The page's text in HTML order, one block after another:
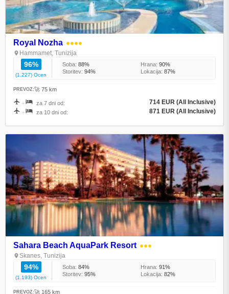
Royal Nozha ●●●●
Hammamet, Tunizija
96%
(1.227) Ocen
Soba: 88% Hrana: 90%
Storitev: 94% Lokacija: 87%
PREVOZ:🚀 75 km
+ za 7 dni od: 714 EUR (All Inclusive)
+ za 10 dni od: 871 EUR (All Inclusive)
Sahara Beach AquaPark Resort ●●●
Skanes, Tunizija
94%
(1.193) Ocen
Soba: 84% Hrana: 91%
Storitev: 95% Lokacija: 82%
PREVOZ:🚀 165 km